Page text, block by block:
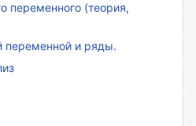
переменного (теория,
переменной и ряды.